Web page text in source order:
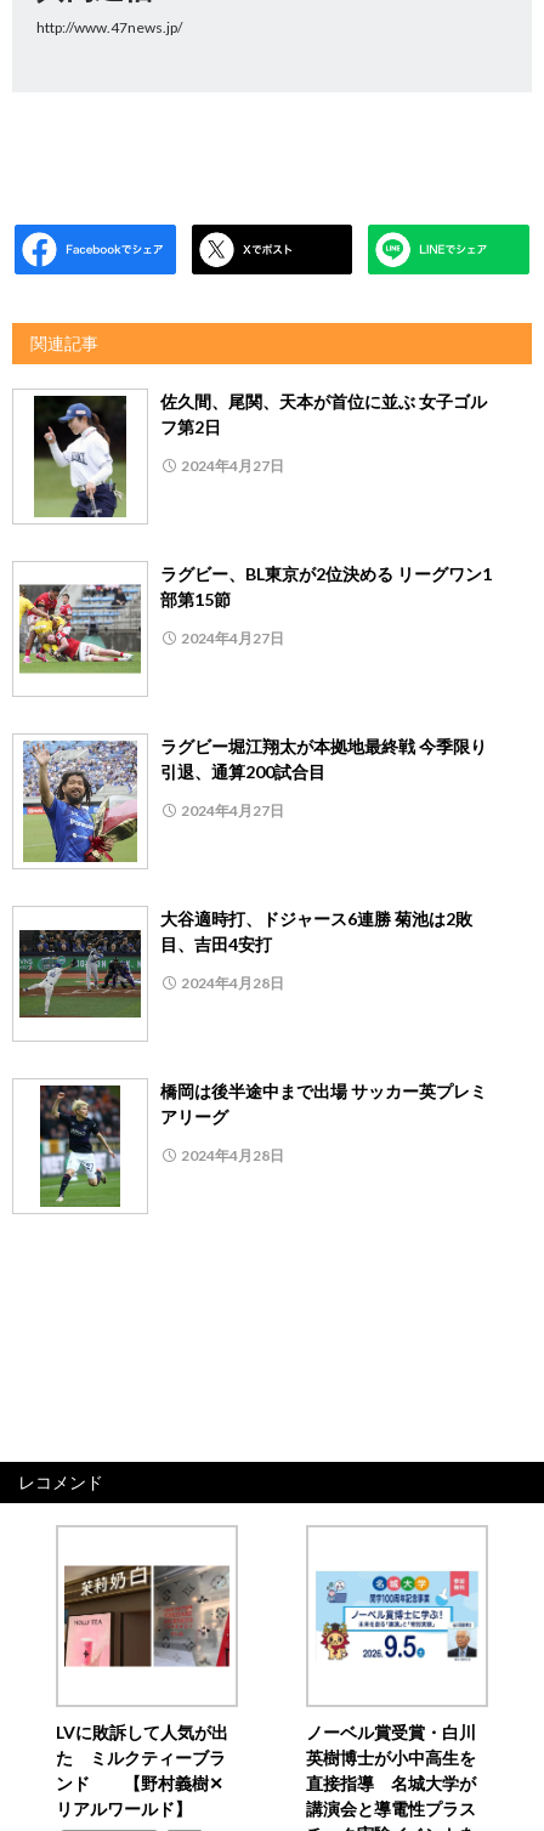
http://www.47news.jp/
関連記事
佐久間、尾関、天本が首位に並ぶ 女子ゴル
フ第2日
2024年4月27日
ラグビー、BL東京が2位決める リーグワン1
部第15節
2024年4月27日
ラグビー堀江翔太が本拠地最終戦 今季限り
引退、通算200試合目
2024年4月27日
大谷適時打、ドジャース6連勝 菊池は2敗
目、吉田4安打
2024年4月28日
橋岡は後半途中まで出場 サッカー英プレミ
アリーグ
2024年4月28日
レコメンド
LVに敗訴して人気が出
た ミルクティーブラ
ンド 【野村義樹✕
リアルワールド】
ノーベル賞受賞・白川
英樹博士が小中高生を
直接指導 名城大学が
講演会と導電性プラス